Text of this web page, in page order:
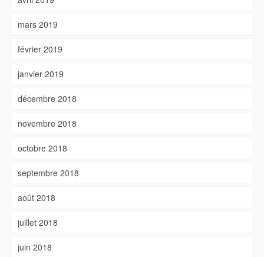
mars 2019
février 2019
janvier 2019
décembre 2018
novembre 2018
octobre 2018
septembre 2018
août 2018
juillet 2018
juin 2018